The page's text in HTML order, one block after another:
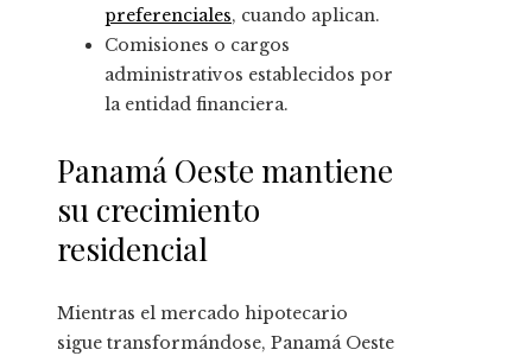
preferenciales, cuando aplican.
Comisiones o cargos
administrativos establecidos por
la entidad financiera.
Panamá Oeste mantiene
su crecimiento
residencial
Mientras el mercado hipotecario
sigue transformándose, Panamá Oeste